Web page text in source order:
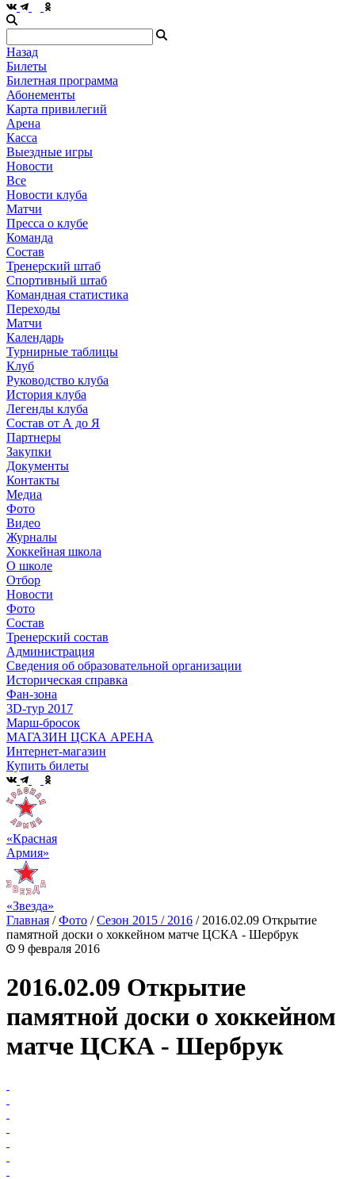
Назад
Билеты
Билетная программа
Абонементы
Карта привилегий
Арена
Касса
Выездные игры
Новости
Все
Новости клуба
Матчи
Пресса о клубе
Команда
Состав
Тренерский штаб
Спортивный штаб
Командная статистика
Переходы
Матчи
Календарь
Турнирные таблицы
Клуб
Руководство клуба
История клуба
Легенды клуба
Состав от А до Я
Партнеры
Закупки
Документы
Контакты
Медиа
Фото
Видео
Журналы
Хоккейная школа
О школе
Отбор
Новости
Фото
Состав
Тренерский состав
Администрация
Сведения об образовательной организации
Историческая справка
Фан-зона
3D-тур 2017
Марш-бросок
МАГАЗИН ЦСКА АРЕНА
Интернет-магазин
Купить билеты
«Красная
Армия»
«Звезда»
Главная /Фото /Сезон 2015 / 2016 / 2016.02.09 Открытие
памятной доски о хоккейном матче ЦСКА - Шербрук
9 февраля 2016
2016.02.09 Открытие
памятной доски о хоккейном
матче ЦСКА - Шербрук